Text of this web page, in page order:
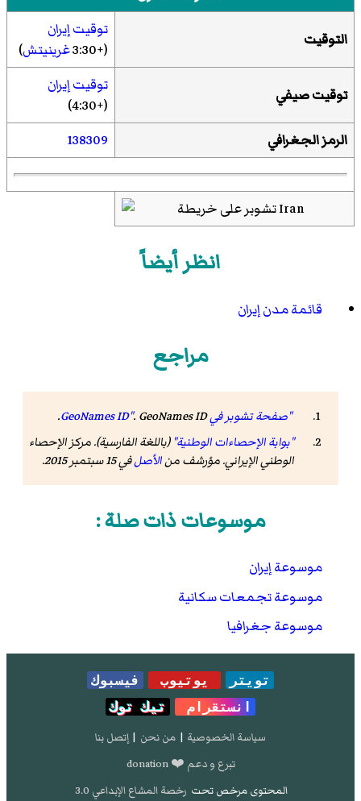
التوقيت
توقيت إيران
(+3:30
غرينيتش)
توقيت صيفي
توقيت إيران
(+4:30)
الرمز الجغرافي
138309
انظر أيضاً
قائمة مدن إيران
مراجع
"صفحة تشوبر في GeoNames ID" . GeoNames ID
.
"بوابة الإحصاءات الوطنية" (باللغة الفارسية). مركز الإحصاء
الوطني الإيراني. مؤرشف منالأصلفي 15 سبتمبر 2015 .
موسوعات ذات صلة :
موسوعة إيران
موسوعة تجمعات سكانية
موسوعة جغرافيا
تويتر يوتيوب
فيسبوك
انستقرام
تيك توك
سياسة الخصوصية | من نحن | إتصل بنا
تبرع و دعم ❤️ donation
المحتوى مرخص تحت رخصة المشاع الإبداعي 3.0